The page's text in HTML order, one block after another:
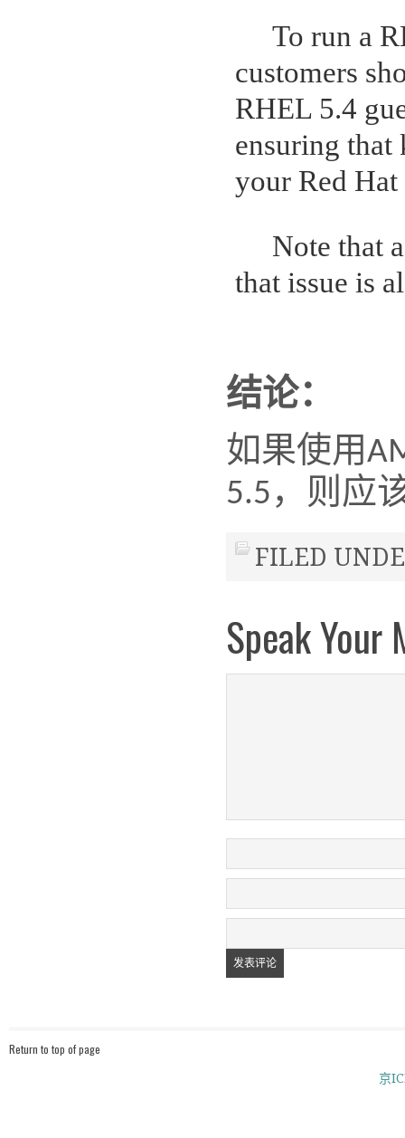
To run a
customers
RHEL 5.4
ensuring that
your Red Hat
Note that
that issue is
结论：
如果使用
5.5 ，则应
FILED
Speak Your
Return to top of page
京